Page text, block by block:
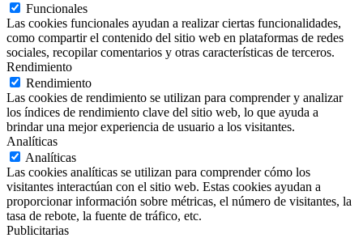
Funcionales
Las cookies funcionales ayudan a realizar ciertas funcionalidades,
como compartir el contenido del sitio web en plataformas de redes
sociales, recopilar comentarios y otras características de terceros.
Rendimiento
Rendimiento
Las cookies de rendimiento se utilizan para comprender y analizar
los índices de rendimiento clave del sitio web, lo que ayuda a
brindar una mejor experiencia de usuario a los visitantes.
Analíticas
Analíticas
Las cookies analíticas se utilizan para comprender cómo los
visitantes interactúan con el sitio web. Estas cookies ayudan a
proporcionar información sobre métricas, el número de visitantes, la
tasa de rebote, la fuente de tráfico, etc.
Publicitarias